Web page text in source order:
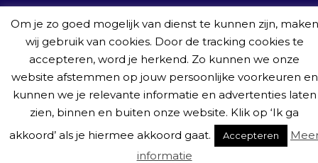
Home Rechtsgebieden Publicaties Team Contact
Om je zo goed mogelijk van dienst te kunnen zijn, maken
wij gebruik van cookies. Door de tracking cookies te
accepteren, word je herkend. Zo kunnen we onze
website afstemmen op jouw persoonlijke voorkeuren en
kunnen we je relevante informatie en advertenties laten
zien, binnen en buiten onze website. Klik op ‘Ik ga
akkoord’ als je hiermee akkoord gaat.
Accepteren
informatie